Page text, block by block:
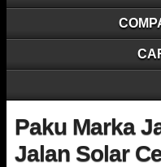
Paku Marka
Jalan Solar